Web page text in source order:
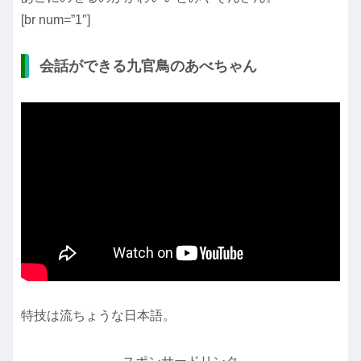
[br num=”1″]
会話ができる九官鳥のあべちゃん
特技は流ちょうな日本語。